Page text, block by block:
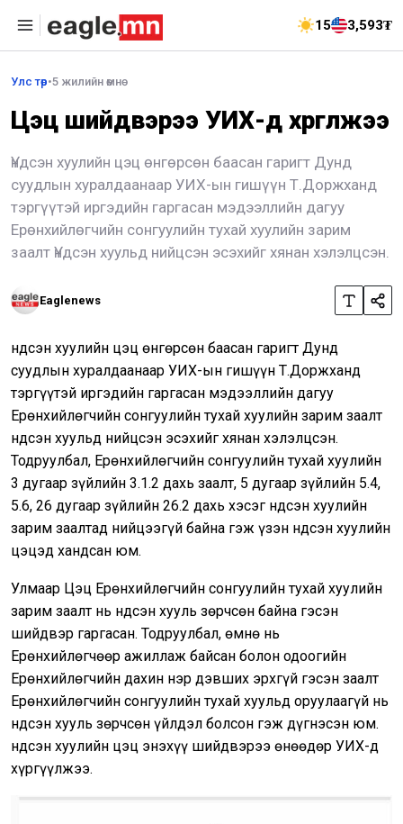
15 3,593₮
Улс төр•5 жилийн өмнө
Цэц шийдвэрээ УИХ-д хүргүүлжээ
Үндсэн хуулийн цэц өнгөрсөн баасан гаригт Дунд
суудлын хуралдаанаар УИХ-ын гишүүн Т.Доржханд
тэргүүтэй иргэдийн гаргасан мэдээллийн дагуу
Ерөнхийлөгчийн сонгуулийн тухай хуулийн зарим
заалт Үндсэн хуульд нийцсэн эсэхийг хянан хэлэлцсэн.
Eaglenews
Үндсэн хуулийн цэц өнгөрсөн баасан гаригт Дунд
суудлын хуралдаанаар УИХ-ын гишүүн Т.Доржханд
тэргүүтэй иргэдийн гаргасан мэдээллийн дагуу
Ерөнхийлөгчийн сонгуулийн тухай хуулийн зарим заалт
Үндсэн хуульд нийцсэн эсэхийг хянан хэлэлцсэн.
Тодруулбал, Ерөнхийлөгчийн сонгуулийн тухай хуулийн
3 дугаар зүйлийн 3.1.2 дахь заалт, 5 дугаар зүйлийн 5.4,
5.6, 26 дугаар зүйлийн 26.2 дахь хэсэг Үндсэн хуулийн
зарим заалтад нийцээгүй байна гэж үзэн Үндсэн хуулийн
цэцэд хандсан юм.
Улмаар Цэц Ерөнхийлөгчийн сонгуулийн тухай хуулийн
зарим заалт нь Үндсэн хууль зөрчсөн байна гэсэн
шийдвэр гаргасан. Тодруулбал, өмнө нь
Ерөнхийлөгчөөр ажиллаж байсан болон одоогийн
Ерөнхийлөгчийн дахин нэр дэвших эрхгүй гэсэн заалт
Ерөнхийлөгчийн сонгуулийн тухай хуульд оруулаагүй нь
Үндсэн хууль зөрчсөн үйлдэл болсон гэж дүгнэсэн юм.
Үндсэн хуулийн цэц энэхүү шийдвэрээ өнөөдөр УИХ-д
хүргүүлжээ.